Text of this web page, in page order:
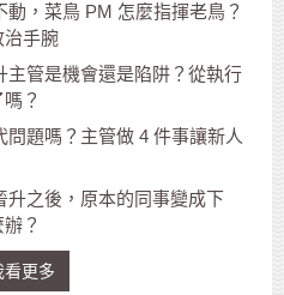
，菜鳥 PM 怎麼指揮老鳥？
治手腕
主管是機會還是陷阱？從執行
？
題嗎？主管做 4 件事讓新人
升之後，原本的同事變成下
？
看更多